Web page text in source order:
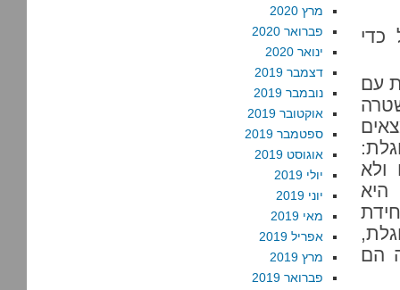
כדי
עם
ולא
הם
מרץ 2020
פברואר 2020
ינואר 2020
דצמבר 2019
נובמבר 2019
אוקטובר 2019
ספטמבר 2019
אוגוסט 2019
יולי 2019
יוני 2019
מאי 2019
אפריל 2019
מרץ 2019
פברואר 2019